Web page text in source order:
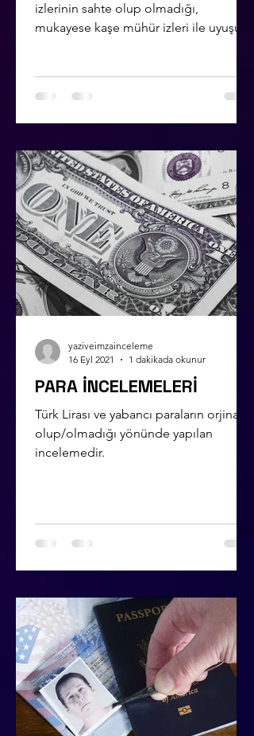
izlerinin sahte olup olmadığı,
mukayese kaşe mühür izleri ile uyuşup
PARA İNCELEMELERİ
Türk Lirası ve yabancı paraların orjinal
olup/olmadığı yönünde yapılan
incelemedir.
yaziveimzainceleme
16 Eyl 2021
1 dakikada okunur